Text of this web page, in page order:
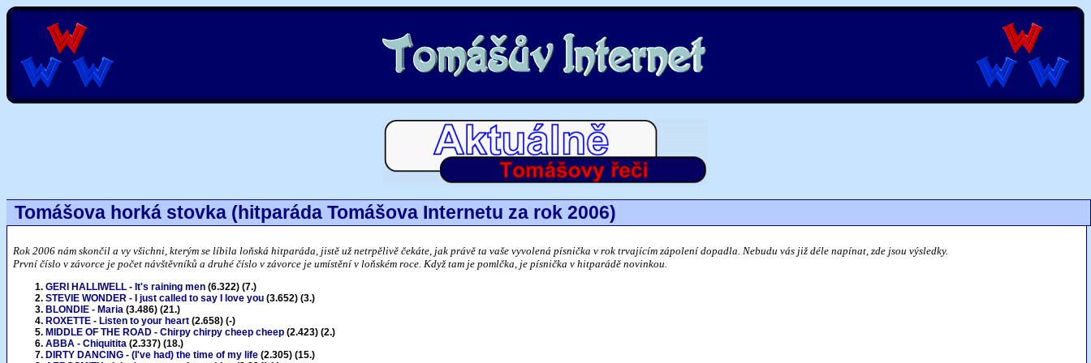
Tomášova horká stovka (hitparáda Tomášova Internetu za rok 2006)
Rok 2006 nám skončil a vy všichni, kterým se líbila loňská hitparáda, jistě už netrpělivě čekáte, jak právě ta vaše vyvolená písnička v rok trvajícím zápolení dopadla. Nebudu vás již déle napínat, zde jsou výsledky.
První číslo v závorce je počet návštěvníků a druhé číslo v závorce je umístění v loňském roce. Když tam je pomlčka, je písnička v hitparádě novinkou.
GERI HALLIWELL - It's raining men (6.322) (7.)
STEVIE WONDER - I just called to say I love you (3.652) (3.)
BLONDIE - Maria (3.486) (21.)
ROXETTE - Listen to your heart (2.658) (-)
MIDDLE OF THE ROAD - Chirpy chirpy cheep cheep (2.423) (2.)
ABBA - Chiquitita (2.337) (18.)
DIRTY DANCING - (I've had) the time of my life (2.305) (15.)